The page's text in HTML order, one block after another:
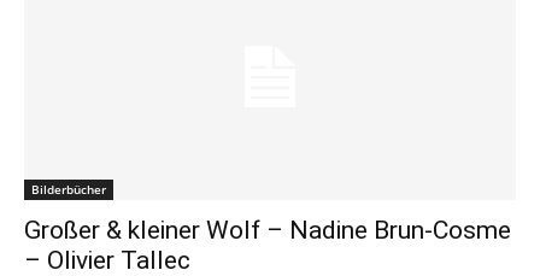
Bilderbücher
Großer & kleiner Wolf – Nadine Brun-Cosme
– Olivier Tallec